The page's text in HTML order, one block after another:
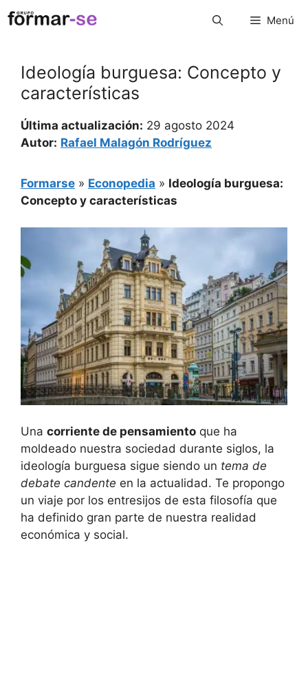
Saltar
al
Menú
Ideología burguesa: Concepto y
características
Última actualización: 29 agosto 2024
Autor: Rafael Malagón Rodríguez
Formarse » Econopedia » Ideología burguesa:
Concepto y características
Una corriente de pensamiento que ha
moldeado nuestra sociedad durante siglos, la
ideología burguesa sigue siendo un tema de
debate candente en la actualidad. Te propongo
un viaje por los entresijos de esta filosofía que
ha definido gran parte de nuestra realidad
económica y social.